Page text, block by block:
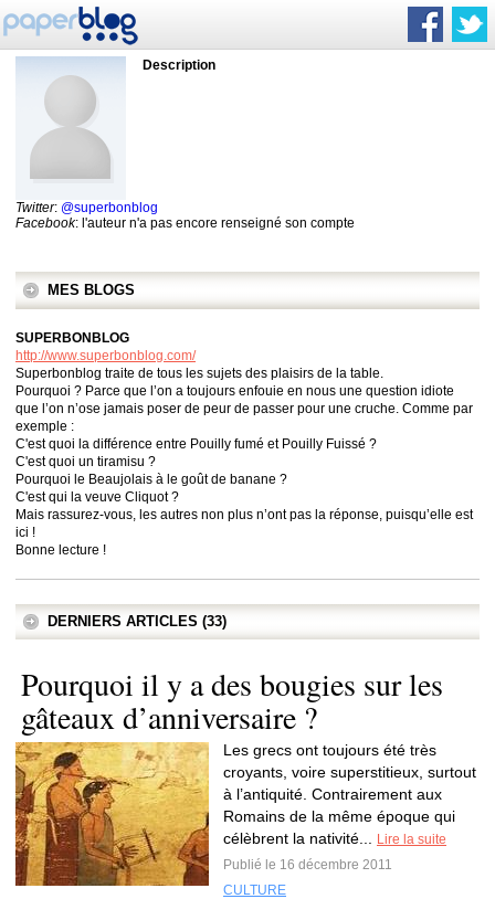
Description
Twitter: @superbonblog
Facebook: l'auteur n'a pas encore renseigné son compte
MES BLOGS
SUPERBONBLOG
http://www.superbonblog.com/
Superbonblog traite de tous les sujets des plaisirs de la table.
Pourquoi ? Parce que l’on a toujours enfouie en nous une question idiote
que l’on n’ose jamais poser de peur de passer pour une cruche. Comme par
exemple :
C'est quoi la différence entre Pouilly fumé et Pouilly Fuissé ?
C'est quoi un tiramisu ?
Pourquoi le Beaujolais à le goût de banane ?
C'est qui la veuve Cliquot ?
Mais rassurez-vous, les autres non plus n’ont pas la réponse, puisqu’elle est
ici !
Bonne lecture !
DERNIERS ARTICLES (33)
Pourquoi il y a des bougies sur les
gâteaux d’anniversaire ?
Les grecs ont toujours été très
croyants, voire superstitieux, surtout
à l’antiquité. Contrairement aux
Romains de la même époque qui
célèbrent la nativité...
Lire la suite
Publié le 16 décembre 2011
CULTURE